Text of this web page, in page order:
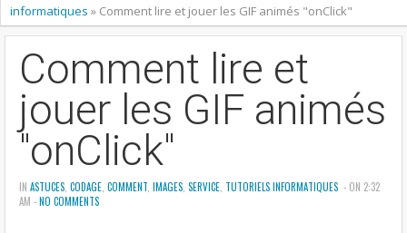
informatiques » Comment lire et jouer les GIF animés "onClick"
Comment lire et
jouer les GIF animés
"onClick"
IN ASTUCES CODAGE COMMENT IMAGES SERVICE TUTORIELS INFORMATIQUES - ON 2:32
AM -NO COMMENTS